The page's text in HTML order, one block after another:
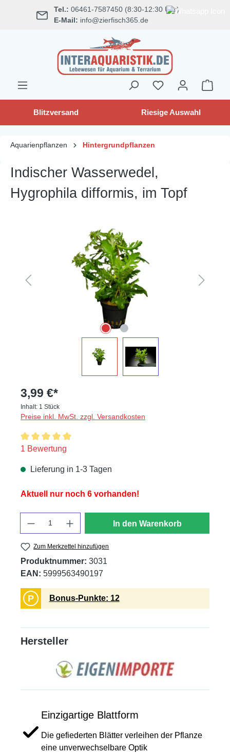
springen Tel.: 06461-7587450 (8:30-12:30 Uhr)
E-Mail: info@zierfisch365.de
Blitzversand Riesige Auswahl
Aquarienpflanzen Hintergrundpflanzen
Indischer Wasserwedel,
Hygrophila difformis, im Topf
Bildergalerie überspringen
3,99 €*
Inhalt: 1 Stück
Preise inkl. MwSt. zzgl. Versandkosten
Durchschnittliche Bewertung von 5 von 5 Sternen
1 Bewertung
Lieferung in 1-3 Tagen
Aktuell nur noch 6 vorhanden!
In den Warenkorb
Zum Merkzettel hinzufügen
Produktnummer: 3031
EAN: 5999563490197
P Bonus-Punkte: 12
Hersteller
Einzigartige Blattform
Die gefiederten Blätter verleihen der Pflanze
eine unverwechselbare Optik